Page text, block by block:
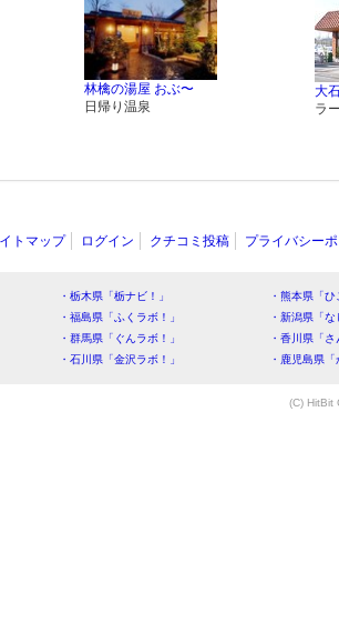
林檎の湯屋 おぶ〜
日帰り温泉
大
ラ
トマップ ログイン クチコミ投稿 プライバシー
・栃木県「栃ナビ！」
・熊本県「
・福島県「ふくラボ！」
・新潟県「
・群馬県「ぐんラボ！」
・香川県「
・石川県「金沢ラボ！」
・鹿児島県
(C) HitBit